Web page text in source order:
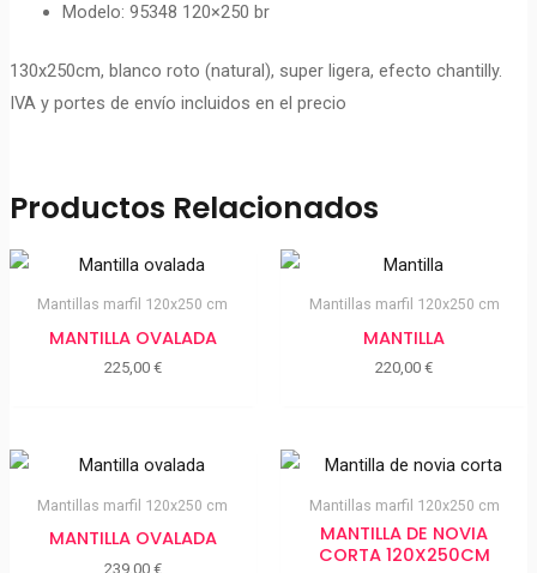
Modelo: 95348 120×250 br
130x250cm, blanco roto (natural), super ligera, efecto chantilly.
IVA y portes de envío incluidos en el precio
Productos Relacionados
Mantillas marfil 120x250 cm
MANTILLA OVALADA
225,00 €
Mantillas marfil 120x250 cm
MANTILLA
220,00€
Mantillas marfil 120x250 cm
MANTILLA OVALADA
239,00 €
Mantillas marfil 120x250 cm
MANTILLA DE NOVIA
CORTA 120X250CM